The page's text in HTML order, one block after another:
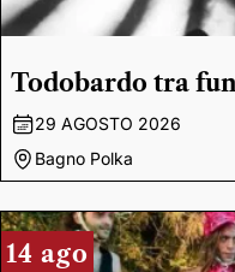
Todobardo tra
29 AGOSTO 2026
Bagno Polka
14 ago